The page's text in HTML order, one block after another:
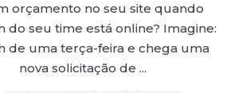
orçamento no seu site quando
do seu time está online? Imagine:
de uma terça-feira e chega uma
nova solicitação de ...